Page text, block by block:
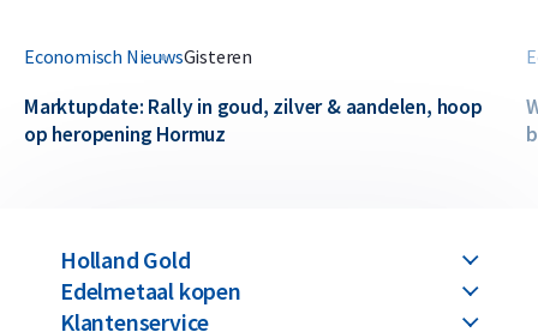
Economisch NieuwsGisteren
Marktupdate: Rally in goud, zilver & aandelen, hoop
op heropening Hormuz
Holland Gold
Edelmetaal kopen
Klantenservice